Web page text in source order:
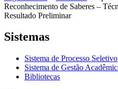
Reconhecimento de Saberes –
Resultado Preliminar
Sistemas
Sistema de Processo Seletivo
Sistema de Gestão
Bibliotecas